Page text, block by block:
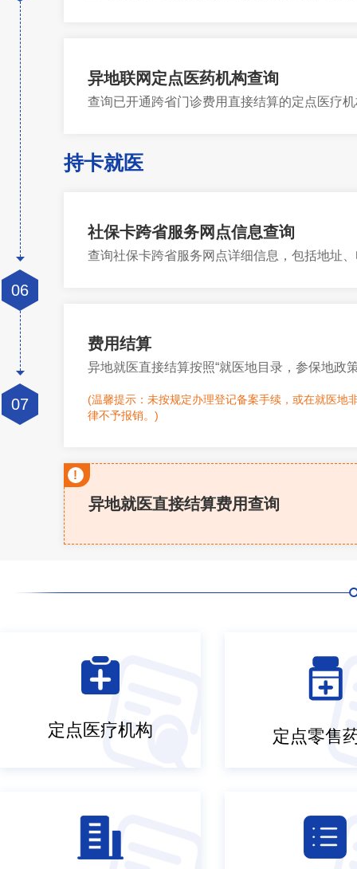
06
07
异地联网定点医药机构查询
查询已开通跨省门诊费用直接结算的定点医疗
持卡就医
社保卡跨省服务网点信息查询
查询社保卡跨省服务网点详细信息，包括地址
费用结算
异地就医直接结算按照“就医地目录，参保地政
(温馨提示：未按规定办理登记备案手续，或在就医地
律不予报销。)
!
异地就医直接结算费用查询
定点医疗机构 定点零售